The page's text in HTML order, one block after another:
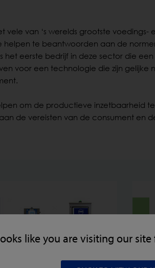
like you are visiting our
van ‘s werelds grootste voedings-
helpen te beantwoorden aan de
eerste bedrijf in deze sector die een
voor een technologie die zijn gelijke
om de productieve inzetbaarheid
de vereisten van de consument en